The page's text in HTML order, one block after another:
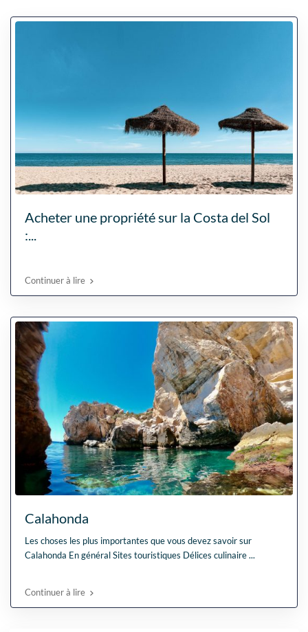
Acheter une propriété sur la Costa del Sol
:...
Continuer à lire
Calahonda
Les choses les plus importantes que vous devez savoir sur
Calahonda En général Sites touristiques Délices culinaire...
Continuer à lire